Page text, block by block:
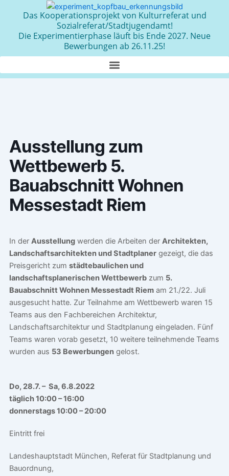
Das Kooperationsprojekt von Kulturreferat und
Sozialreferat/Stadtjugendamt!
Die Experimentierphase läuft bis Ende 2027. Neue
Bewerbungen ab 26.11.25!
Ausstellung zum
Wettbewerb 5.
Bauabschnitt Wohnen
Messestadt Riem
In der Ausstellungwerden die Arbeiten der Architekten,
Landschaftsarchitekten und Stadtplanergezeigt, die das
Preisgericht zum städtebaulichen und
landschaftsplanerischen Wettbewerbzum 5.
Bauabschnitt Wohnen Messestadt Riemam 21./22. Juli
ausgesucht hatte. Zur Teilnahme am Wettbewerb waren 15
Teams aus den Fachbereichen Architektur,
Landschaftsarchitektur und Stadtplanung eingeladen. Fünf
Teams waren vorab gesetzt, 10 weitere teilnehmende Teams
wurden aus 53 Bewerbungengelost.
Do, 28.7. – Sa, 6.8.2022
täglich 10:00 – 16:00
donnerstags 10:00 – 20:00
Eintritt frei
Landeshauptstadt München, Referat für Stadtplanung und
Bauordnung,